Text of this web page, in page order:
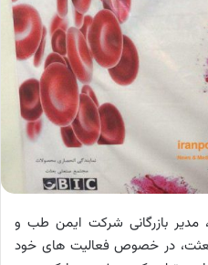
بازرگانی شرکت ایمن طب و
در خصوص فعالیت های خود